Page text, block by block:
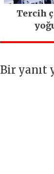
Tercih
Bir yanıt